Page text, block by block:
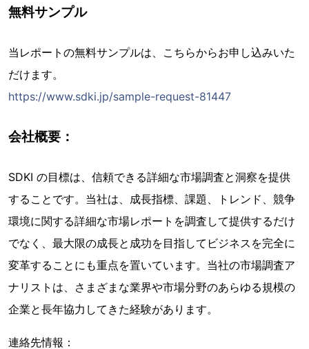
無料サンプル
当レポートの無料サンプルは、こちらからお申し込みいた
だけます。
https://www.sdki.jp/sample-request-81447
会社概要：
SDKI の目標は、信頼できる詳細な市場調査と洞察を提供
することです。当社は、成長指標、課題、トレンド、競争
環境に関する詳細な市場レポートを調査して提供するだけ
でなく、最大限の成長と成功を目指してビジネスを完全に
変革することにも重点を置いています。当社の市場調査ア
ナリストは、さまざまな業界や市場分野のあらゆる規模の
企業と長年協力してきた経験があります。
連絡先情報：